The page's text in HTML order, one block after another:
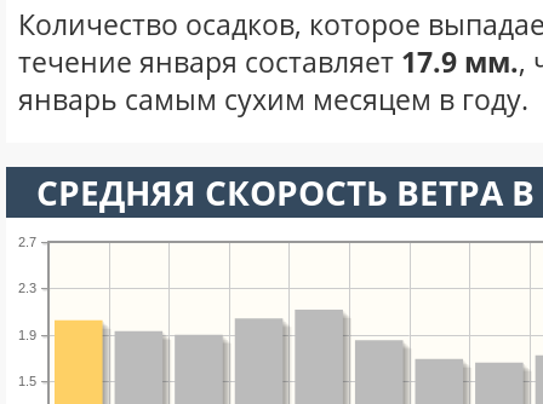
Количество осадков, которое
течение января составляет 17.9 мм.,
январь самым сухим месяцем в году.
СРЕДНЯЯ СКОРОСТЬ ВЕТРА
1.5
1.9
2.3
2.7